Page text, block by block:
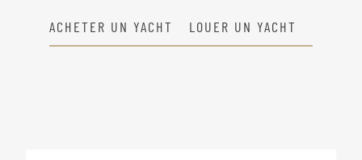
ACHETER UN YACHT LOUER UN YACHT